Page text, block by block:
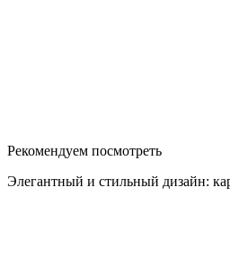
Рекомендуем посмотреть
Элегантный и стильный дизайн: